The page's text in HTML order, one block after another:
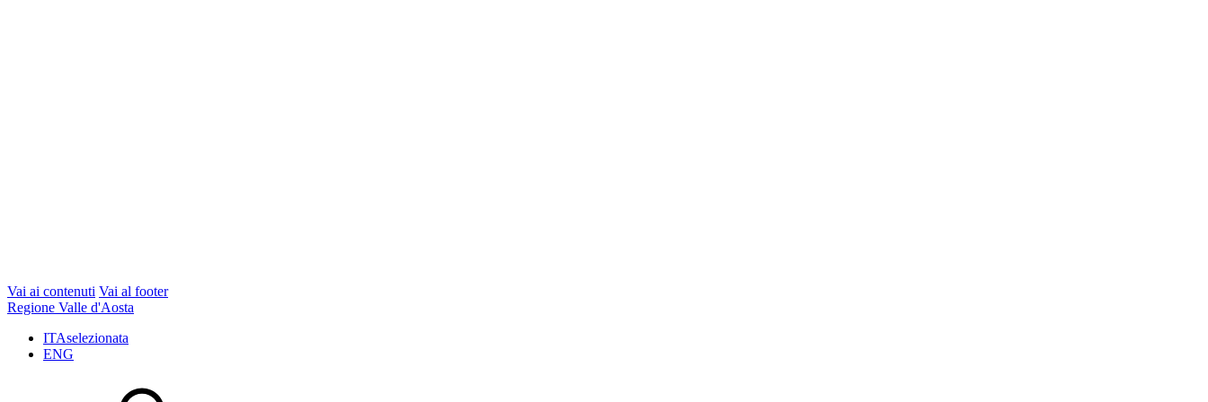
Vai ai contenuti Vai al footer
Regione Valle d'Aosta
ITAselezionata
ENG